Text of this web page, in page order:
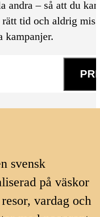
andra – så att du kan
tid och aldrig
kampanjer.
svensk
på väskor
vardag och